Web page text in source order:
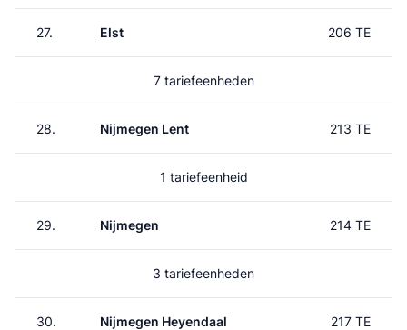
27. Elst 206 TE
7 tariefeenheden
28. Nijmegen Lent 213 TE
1 tariefeenheid
29. Nijmegen 214 TE
3 tariefeenheden
30. Nijmegen Heyendaal 217 TE